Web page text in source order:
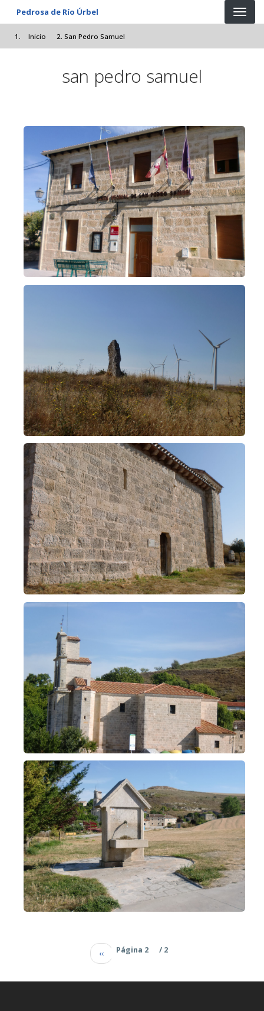
Pasar al contenido principal
Pedrosa de Río Úrbel
Inicio San Pedro Samuel
san pedro samuel
Paginación
‹‹ Página 2 / 2